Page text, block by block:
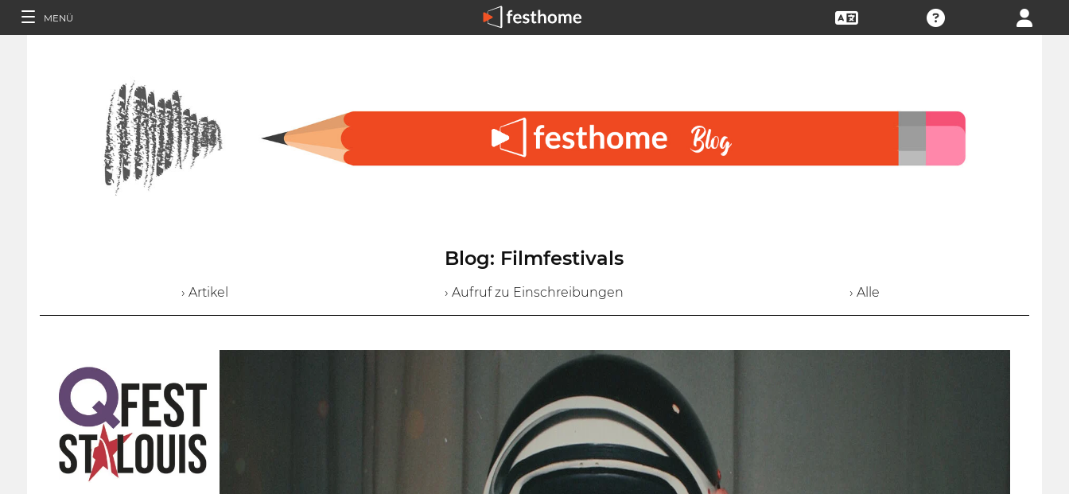
MENÜ
Blog: Filmfestivals
› Artikel › Aufruf zu Einschreibungen › Alle